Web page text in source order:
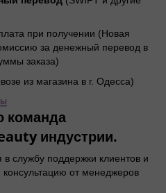
при получении (Новая
за денежный перевод в
заказа)
из магазина в г. Одесса)
команда
индустрии.
службу поддержки клиентов и
от менеджеров